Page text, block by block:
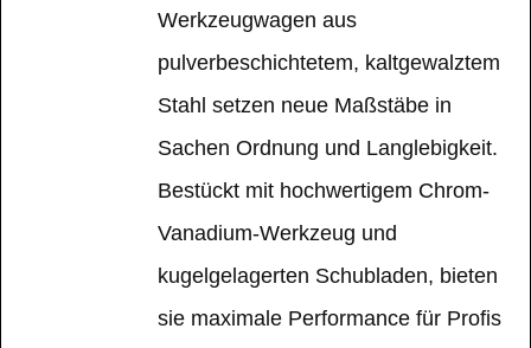
Werkzeugwagen aus
pulverbeschichtetem, kaltgewalztem
Stahl setzen neue Maßstäbe in
Sachen Ordnung und Langlebigkeit.
Bestückt mit hochwertigem Chrom-
Vanadium-Werkzeug und
kugelgelagerten Schubladen, bieten
sie maximale Performance für Profis